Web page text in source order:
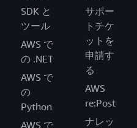
SDK と
ツール
AWS で
の .NET
AWS で
の
Python
AWS で
サポー
トチケ
ットを
申請す
る
AWS
re:Post
ナレッ